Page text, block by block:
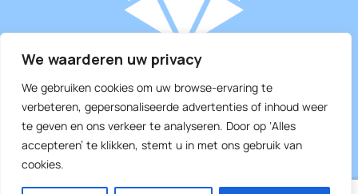
We waarderen uw privacy
We gebruiken cookies om uw browse-ervaring te
verbeteren, gepersonaliseerde advertenties of inhoud weer
te geven en ons verkeer te analyseren. Door op ‘Alles
accepteren’ te klikken, stemt u in met ons gebruik van
cookies.
Slimme software voor de IBO’s